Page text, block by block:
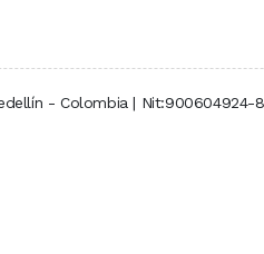
- Colombia | Nit:900604924-